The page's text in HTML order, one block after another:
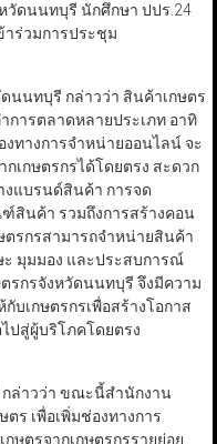
วัดนนทบุรี นักศึกษา ปปร.24
ร่วมการประชุม
นนทบุรี กล่าวว่า สินค้าเกษตร
ารตลาดหลายประเภท อาทิ
งทางการจำหน่ายออนไลน์ จะ
เกษตรกรได้โดยตรง สะดวก
งแบรนด์สินค้า การจด
สินค้า รวมถึงการสร้างคอน
ตรกรสามารถจำหน่ายสินค้า
ะ มุมมอง และประสบการณ์
รกรจังหวัดนนทบุรี จึงมีความ
บเกษตรกรเพื่อสร้างโอกาส
ปสู่ผู้บริโภคโดยตรง
กล่าวว่า ขณะนี้สำนักงาน
ร เพื่อเพิ่มช่องทางการ
ษตรจากเกษตรกรรายย่อย